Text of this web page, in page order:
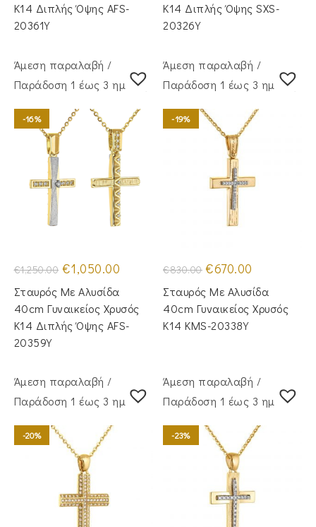
Κ14 Διπλής Όψης AFS-
20361Y
Κ14 Διπλής Όψης SXS-
20326Y
Άμεση παραλαβή /
Παράδoση 1 έως 3 ημέρες
-16%
€1,250.00 Original
price
was:
€1,250.00.
€1,050.00
€1,050.00.
Σταυρός Με Αλυσίδα
40cm Γυναικείος Χρυσός
Κ14 Διπλής Όψης AFS-
20359Y
Άμεση παραλαβή /
Παράδoση 1 έως 3 ημέρες
-19%
€830.00 Original
price
was:
€830.00.
€670.00
τιμή
είναι:
€670.00.
Σταυρός Με Αλυσίδα
40cm Γυναικείος Χρυσός
Κ14 KMS-20338Y
Άμεση παραλαβή /
Παράδoση 1 έως 3 ημέρες
-20%
Άμεση παραλαβή /
Παράδoση 1 έως 3 ημέρες
-23%